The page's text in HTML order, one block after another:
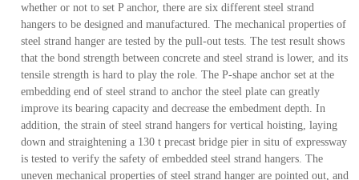
whether or not to set P anchor, there are six different steel strand
hangers to be designed and manufactured. The mechanical properties of
steel strand hanger are tested by the pull-out tests. The test result shows
that the bond strength between concrete and steel strand is lower, and its
tensile strength is hard to play the role. The P-shape anchor set at the
embedding end of steel strand to anchor the steel plate can greatly
improve its bearing capacity and decrease the embedment depth. In
addition, the strain of steel strand hangers for vertical hoisting, laying
down and straightening a 130 t precast bridge pier in situ of expressway
is tested to verify the safety of embedded steel strand hangers. The
uneven mechanical properties of steel strand hanger are pointed out, and